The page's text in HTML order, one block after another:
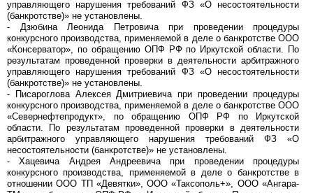
управляющего нарушения требований ФЗ «О несостоятельности
(банкротстве)» не установлены.
- Дзюбина Леонида Петровича при проведении процедуры
конкурсного производства, применяемой в деле о банкротстве ООО
«Консерватор», по обращению ОПФ РФ по Иркутской области. По
результатам проведенной проверки в деятельности арбитражного
управляющего нарушения требований ФЗ «О несостоятельности
(банкротстве)» не установлены.
- Писароглова Алексея Дмитриевича при проведении процедуры
конкурсного производства, применяемой в деле о банкротстве ООО
«Севернефтепродукт», по обращению ОПФ РФ по Иркутской
области. По результатам проведенной проверки в деятельности
арбитражного управляющего нарушения требований ФЗ «О
несостоятельности (банкротстве)» не установлены.
- Хацевича Андрея Андреевича при проведении процедуры
конкурсного производства, применяемой в деле о банкротстве в
отношении ООО ТП «Девятки», ООО «Таксополь+», ООО «Ангара-